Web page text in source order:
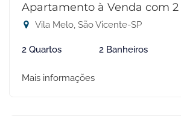
Apartamento à Venda com
Vila Melo, São Vicente-SP
2 Quartos 2 Banheiros
Mais informações